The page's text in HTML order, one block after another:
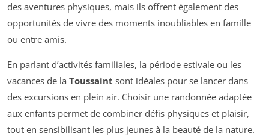
des aventures physiques, mais ils offrent également des
opportunités de vivre des moments inoubliables en famille
ou entre amis.
En parlant d’activités familiales, la période estivale ou les
vacances de la Toussaint sont idéales pour se lancer dans
des excursions en plein air. Choisir une randonnée adaptée
aux enfants permet de combiner défis physiques et plaisir,
tout en sensibilisant les plus jeunes à la beauté de la nature.